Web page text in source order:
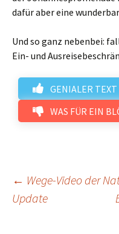
dafür aber eine
Und so ganz nebenbei:
Ein- und
GENIALER TEXT
WAS FÜR EIN
← Wege-Video der
Update